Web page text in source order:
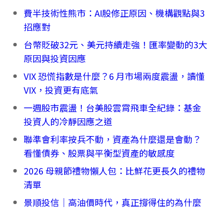
費半技術性熊市：AI股修正原因、機構觀點與3
招應對
台幣貶破32元、美元持續走強！匯率變動的3大
原因與投資因應
VIX 恐慌指數是什麼？6 月市場兩度震盪，讀懂
VIX，投資更有底氣
一週股市震盪！台美股雲霄飛車全紀錄：基金
投資人的冷靜因應之道
聯準會利率按兵不動，資產為什麼還是會動？
看懂債券、股票與平衡型資產的敏感度
2026 母親節禮物懶人包：比鮮花更長久的禮物
清單
景順投信｜高油價時代，真正撐得住的為什麼